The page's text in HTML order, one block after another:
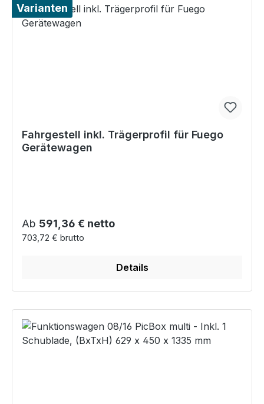
Varianten
Fahrgestell inkl. Trägerprofil für Fuego
Gerätewagen
Regulärer Preis:
Ab 591,36 € netto
703,72 € brutto
Details